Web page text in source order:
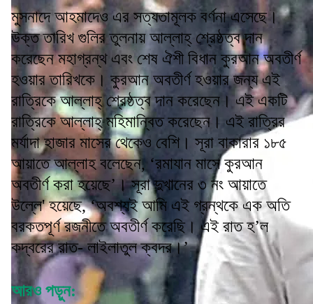
মুসনাদে আহমাদেও এর সত্যতামূলক বর্ণনা এসেছে।
উক্ত তারিখ গুলির তুলনায় আল্লাহ্ শ্রেষ্ঠত্ব দান
করেছেন মহাগ্রন্থ এবং শেষ ঐশী বিধান কুরআন অবতীর্ণ
হওয়ার তারিখকে। কুরআন অবতীর্ণ হওয়ার জন্য এই
রাত্রিকে আল্লাহ্ শ্রেষ্ঠত্ব দান করেছেন। এই একটি
রাত্রিকে আল্লাহ্ মহিমান্বিত করেছেন। এই রাত্রির
মর্যাদা হাজার মাসের থেকেও বেশি। সূরা বাকারার ১৮৫
আয়াতে আল্লাহ বলেছেন, ‘রমাযান মাসে কুরআন
অবতীর্ণ করা হয়েছে’। সূরা দুখানের ৩ নং আয়াতে
উল্লে' হয়েছে, ‘অবশ্যই আমি এই গ্রন্থকে এক অতি
বরকতপূর্ণ রজনীতে অবতীর্ণ করেছি। এই রাত হ’ল
কদ্বরের রাত- লাইলাতুল ক্বদর।’
আরও পড়ুন: